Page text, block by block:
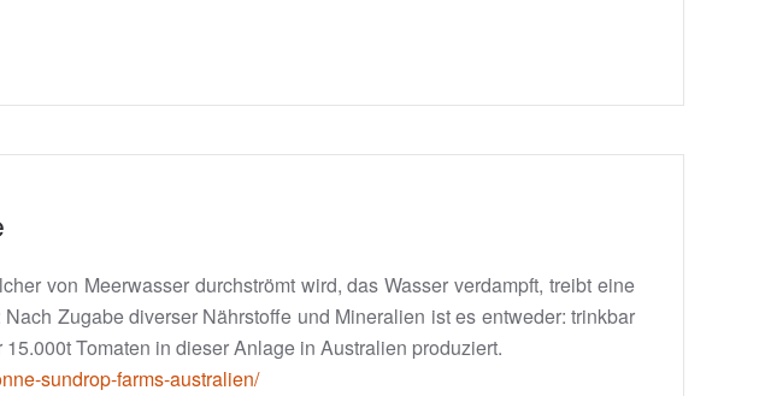
von Meerwasser durchströmt wird, das Wasser verdampft, treibt eine
Zugabe diverser Nährstoffe und Mineralien ist es entweder: trinkbar
Tomaten in dieser Anlage in Australien produziert.
sundrop-farms-australien/